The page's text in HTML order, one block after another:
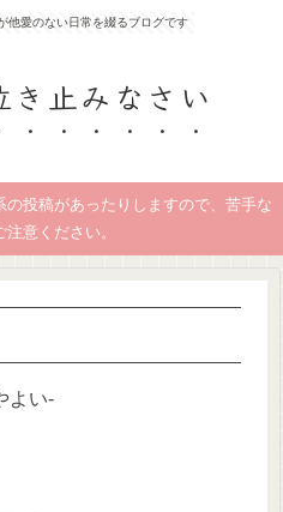
他愛のない日常を綴るブログです
き止みなさい
投稿があったりしますので、苦手な
意ください。
よい‐